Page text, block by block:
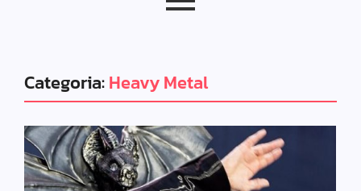
Categoria:Heavy Metal